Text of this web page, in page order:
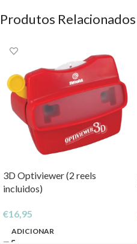
Produtos Relacionados
3D Optiviewer (2 reels
incluidos)
€16,95
ADICIONAR